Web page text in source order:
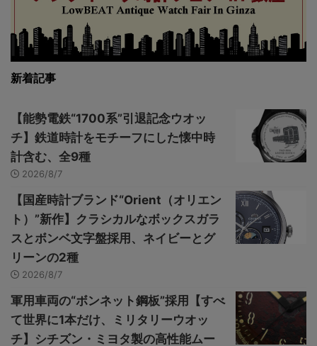
新着記事
【能勢電鉄“1700系”引退記念ウオッ
チ】鉄道時計をモチーフにした懐中時
計含む、全9種
2026/8/7
【国産時計ブランド“Orient（オリエン
ト）”新作】クラシカルなボックスガラ
スとボンベ文字盤採用、ネイビーとグ
リーンの2種
2026/8/7
軍用車両の“ボンネット鋼板”採用【すべ
て世界に1本だけ、ミリタリーウオッ
チ】シチズン・ミヨタ製の高性能ムー